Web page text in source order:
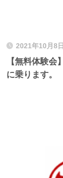
2021年10月8日
【無料体験
に乗ります。